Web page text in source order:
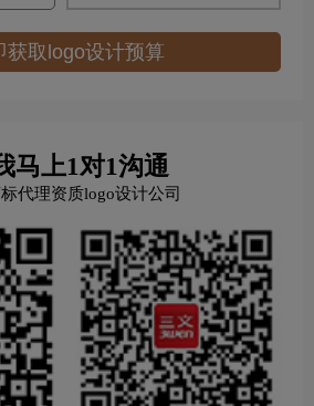
获取logo设计预算
马上1对1沟通
代理资质logo设计公司